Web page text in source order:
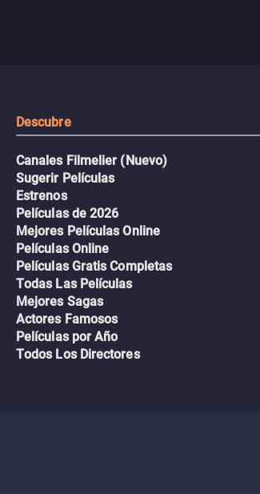
Descubre
Canales Filmelier (Nuevo)
Sugerir Películas
Estrenos
Películas de 2026
Mejores Películas Online
Películas Online
Películas Gratis Completas
Todas Las Películas
Mejores Sagas
Actores Famosos
Películas por Año
Todos Los Directores